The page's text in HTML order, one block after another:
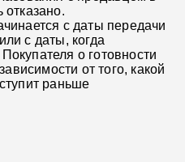
отказано.
с даты передачи
с даты, когда
о готовности
от того, какой
раньше